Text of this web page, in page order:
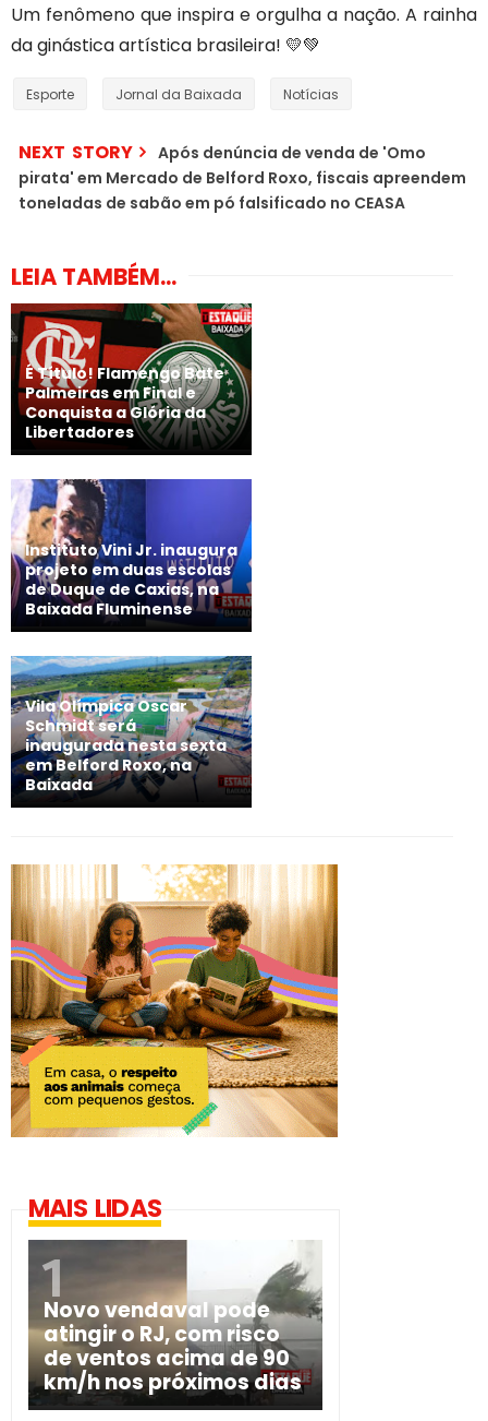
Um fenômeno que inspira e orgulha a nação. A rainha
da ginástica artística brasileira! 💛💚
Esporte Jornal da Baixada Notícias
NEXT STORY
Após denúncia de venda de 'Omo
pirata' em Mercado de Belford Roxo, fiscais apreendem
toneladas de sabão em pó falsificado no CEASA
LEIA TAMBÉM...
É Título! Flamengo Bate
Palmeiras em Final e
Conquista a Glória da
Libertadores
Instituto Vini Jr. inaugura
projeto em duas escolas
de Duque de Caxias, na
Baixada Fluminense
Vila Olímpica Oscar
Schmidt será
inaugurada nesta sexta
em Belford Roxo, na
Baixada
MAIS LIDAS
Novo vendaval pode
atingir o RJ, com risco
de ventos acima de 90
km/h nos próximos dias